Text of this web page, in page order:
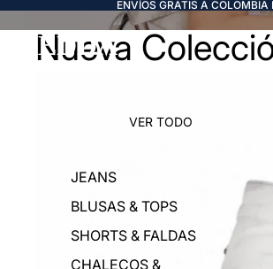
ENVÍOS GRATIS A
FREDDA
VER TODO
JEANS
BLUSAS & TOPS
SHORTS & FALDAS
CHALECOS &
Nueva